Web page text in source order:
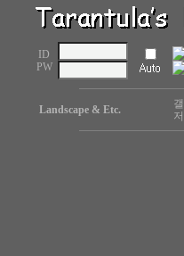
ID
PW
Landscape & Etc.